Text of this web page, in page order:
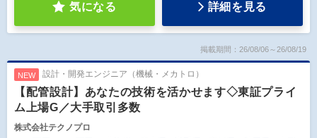
気になる 詳細を見る
掲載期間：26/08/06～26/08/19
NEW 設計・開発エンジニア（機械・メカトロ）
【配管設計】あなたの技術を活かせます◇東証プライ
ム上場G／大手取引多数
株式会社テクノプロ